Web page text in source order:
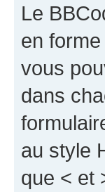
Le
en
vous
dans
au style
que < et